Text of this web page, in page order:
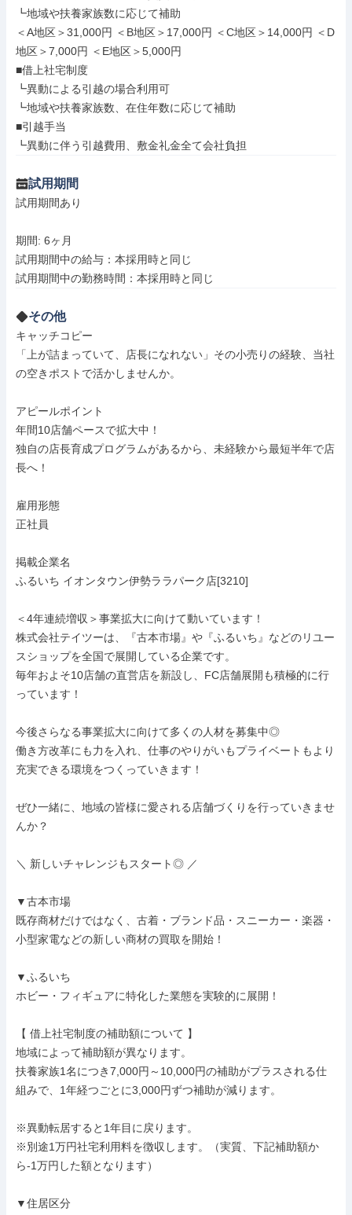
┗地域や扶養家族数に応じて補助
＜A地区＞31,000円 ＜B地区＞17,000円 ＜C地区＞14,000円 ＜D
地区＞7,000円 ＜E地区＞5,000円
■借上社宅制度
┗異動による引越の場合利用可
┗地域や扶養家族数、在住年数に応じて補助
■引越手当
┗異動に伴う引越費用、敷金礼金全て会社負担
試用期間
試用期間あり
期間: 6ヶ月
試用期間中の給与：本採用時と同じ
その他
キャッチコピー
「上が詰まっていて、店長になれない」その小売りの経験、当社
の空きポストで活かしませんか。
アピールポイント
年間10店舗ペースで拡大中！
独自の店長育成プログラムがあるから、未経験から最短半年で店
長へ！
雇用形態
正社員
掲載企業名
ふるいち イオンタウン伊勢ララパーク店[3210]
＜4年連続増収＞事業拡大に向けて動いています！
株式会社テイツーは、『古本市場』や『ふるいち』などのリユー
スショップを全国で展開している企業です。
毎年およそ10店舗の直営店を新設し、FC店舗展開も積極的に行
っています！
今後さらなる事業拡大に向けて多くの人材を募集中◎
働き方改革にも力を入れ、仕事のやりがいもプライベートもより
充実できる環境をつくっていきます！
ぜひ一緒に、地域の皆様に愛される店舗づくりを行っていきませ
んか？
＼ 新しいチャレンジもスタート◎ ／
▼古本市場
既存商材だけではなく、古着・ブランド品・スニーカー・楽器・
小型家電などの新しい商材の買取を開始！
▼ふるいち
ホビー・フィギュアに特化した業態を実験的に展開！
【 借上社宅制度の補助額について 】
地域によって補助額が異なります。
扶養家族1名につき7,000円～10,000円の補助がプラスされる仕
組みで、1年経つごとに3,000円ずつ補助が減ります。
※異動転居すると1年目に戻ります。
※別途1万円社宅利用料を徴収します。（実質、下記補助額か
ら-1万円した額となります）
▼住居区分